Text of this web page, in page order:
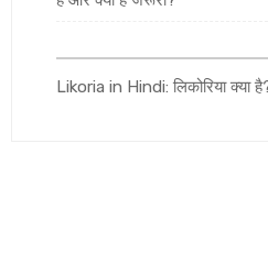
Likoria in Hindi: लिकोरिया क्या